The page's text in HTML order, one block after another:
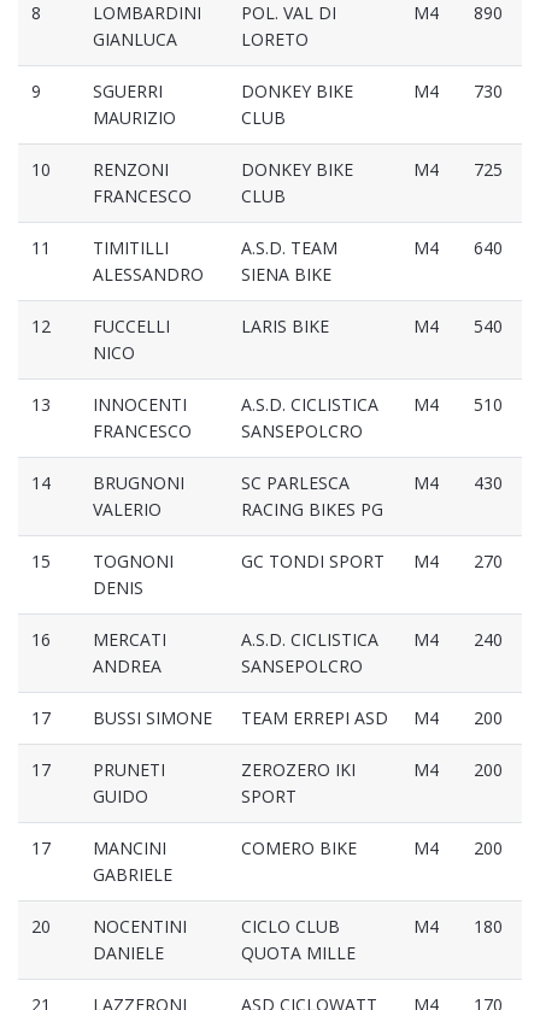
8
LOMBARDINI
GIANLUCA
POL. VAL DI
LORETO
M4 890
9
SGUERRI
MAURIZIO
DONKEY BIKE
CLUB
M4 730
10
RENZONI
FRANCESCO
DONKEY BIKE
CLUB
M4 725
11
TIMITILLI
ALESSANDRO
A.S.D. TEAM
SIENA BIKE
M4 640
12
FUCCELLI
NICO
LARIS BIKE M4 540
13
INNOCENTI
FRANCESCO
A.S.D. CICLISTICA
SANSEPOLCRO
M4 510
14
BRUGNONI
VALERIO
SC PARLESCA
RACING BIKES PG
M4 430
15
TOGNONI
DENIS
GC TONDI SPORT M4 270
16
MERCATI
ANDREA
A.S.D. CICLISTICA
SANSEPOLCRO
M4 240
17 BUSSI SIMONE TEAM ERREPI ASD M4 200
17
PRUNETI
GUIDO
ZEROZERO IKI
SPORT
M4 200
17
MANCINI
GABRIELE
COMERO BIKE M4 200
20
NOCENTINI
DANIELE
CICLO CLUB
QUOTA MILLE
M4 180
21 LAZZERONI ASD CICLOWATT M4 170